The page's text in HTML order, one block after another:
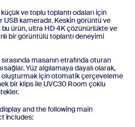
ve toplu toplantı odaları için
USB kameradır. Keskin görüntü ve
ürün, ultra HD 4K çözünürlükte ve
bir görüntülü toplantı deneyimi
masanın etrafında oturan
sağlar. Yüz algılamaya dayalı olarak,
oluşturmak için otomatik çerçeveleme
bir klips ile UVC30 Room çoklu
and the following main
includes: